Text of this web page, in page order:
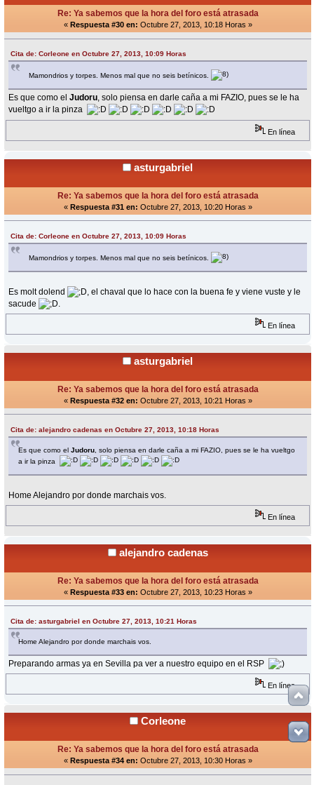
Re: Ya sabemos que la hora del foro está atrasada
« Respuesta #30 en: Octubre 27, 2013, 10:18 Horas »
Cita de: Corleone en Octubre 27, 2013, 10:09 Horas
Mamondrios y torpes. Menos mal que no seis betínicos.
Es que como elJudoru, solo piensa en darle caña a mi FAZIO, pues se le ha
vueltgo a ir la pinza
En línea
asturgabriel
Re: Ya sabemos que la hora del foro está atrasada
« Respuesta #31 en: Octubre 27, 2013, 10:20 Horas »
Cita de: Corleone en Octubre 27, 2013, 10:09 Horas
Mamondrios y torpes. Menos mal que no seis betínicos.
Es molt dolend
, el chaval que lo hace con la buena fe y viene vuste y le
sacude
En línea
asturgabriel
Re: Ya sabemos que la hora del foro está atrasada
« Respuesta #32 en: Octubre 27, 2013, 10:21 Horas »
Cita de: alejandro cadenas en Octubre 27, 2013, 10:18 Horas
Es que como elJudoru , solo piensa en darle caña a mi FAZIO, pues se le ha vueltgo
a ir la pinza
Home Alejandro por donde marchais vos.
En línea
alejandro cadenas
Re: Ya sabemos que la hora del foro está atrasada
« Respuesta #33 en: Octubre 27, 2013, 10:23 Horas »
Cita de: asturgabriel en Octubre 27, 2013, 10:21 Horas
Home Alejandro por donde marchais vos.
Preparando armas ya en Sevilla pa ver a nuestro equipo en el RSP
En línea
Corleone
Re: Ya sabemos que la hora del foro está atrasada
« Respuesta #34 en: Octubre 27, 2013, 10:30 Horas »